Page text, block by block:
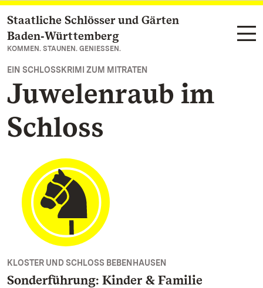
Zum Hauptinhalt springen
Staatliche Schlösser und Gärten
Baden‑Württemberg
KOMMEN. STAUNEN. GENIESSEN.
EIN SCHLOSSKRIMI ZUM MITRATEN
Juwelenraub im
Schloss
KLOSTER UND SCHLOSS BEBENHAUSEN
Sonderführung: Kinder & Familie